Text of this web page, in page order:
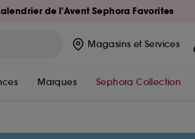
de l'Avent Sephora Favorites
Magasins et Services
Marques Sephora Collection